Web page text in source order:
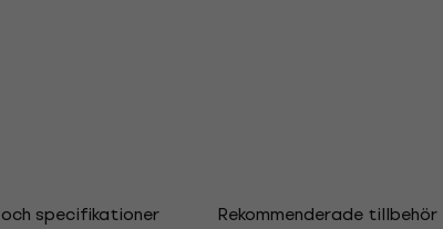
specifikationer Rekommenderade tillbehör